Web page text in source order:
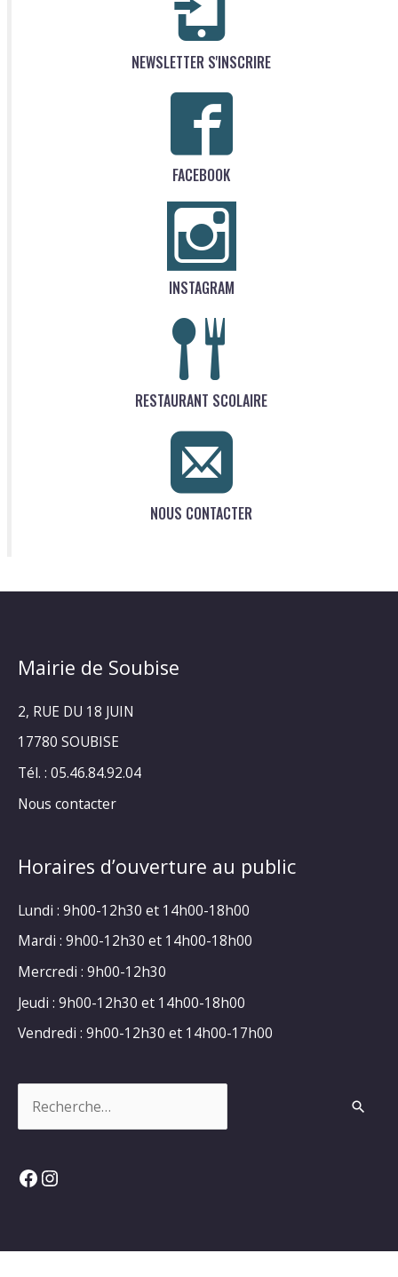
NEWSLETTER S'INSCRIRE
FACEBOOK
INSTAGRAM
RESTAURANT SCOLAIRE
NOUS CONTACTER
Mairie de Soubise
2, RUE DU 18 JUIN
17780 SOUBISE
Tél. : 05.46.84.92.04
Nous contacter
Horaires d’ouverture au public
Lundi : 9h00-12h30 et 14h00-18h00
Mardi : 9h00-12h30 et 14h00-18h00
Mercredi : 9h00-12h30
Jeudi : 9h00-12h30 et 14h00-18h00
Vendredi : 9h00-12h30 et 14h00-17h00
Facebook
Instagram